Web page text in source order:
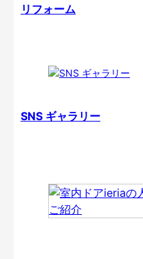
リフォーム
SNS ギャラリー